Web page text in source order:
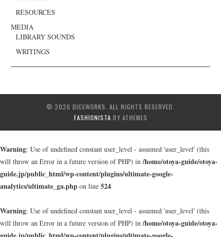
RESOURCES
MEDIA
LIBRARY SOUNDS
WRITINGS
© 2026 DICEWORKS. ALL RIGHTS RESERVED.
FASHIONISTA BY ATHEMES
Warning: Use of undefined constant user_level - assumed 'user_level' (this
will throw an Error in a future version of PHP) in /home/otoya-guide/otoya-
guide.jp/public_html/wp-content/plugins/ultimate-google-
analytics/ultimate_ga.php on line 524
Warning: Use of undefined constant user_level - assumed 'user_level' (this
will throw an Error in a future version of PHP) in /home/otoya-guide/otoya-